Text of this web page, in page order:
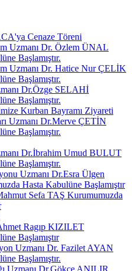
Cenaze Töreni
Uzmanı Dr. Özlem ÜNAL
Başlamıştır.
Uzmanı Dr. Hatice Nur ÇELİK
Başlamıştır.
Dr.Özge SELAHİ
Başlamıştır.
Kurban Bayramı Ziyareti
Uzmanı Dr.Merve ÇETİN
Başlamıştır.
Dr.İbrahim Umud BULUT
Başlamıştır.
Uzmanı Dr.Esra Ülgen
Hasta Kabulüne Başlamıştır
Sefa TAŞ Kurumumuzda
Ragıp KIZILET
Başlamıştır
Uzmanı Dr. Fazilet AYAN
Başlamıştır.
Uzmanı Dr.Gökçe ANILIR